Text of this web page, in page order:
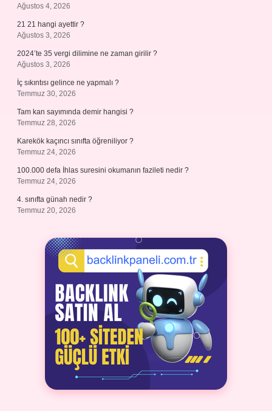
Ağustos 4, 2026
21 21 hangi ayettir ?
Ağustos 3, 2026
2024’te 35 vergi dilimine ne zaman girilir ?
Ağustos 3, 2026
İç sıkıntısı gelince ne yapmalı ?
Temmuz 30, 2026
Tam kan sayımında demir hangisi ?
Temmuz 28, 2026
Karekök kaçıncı sınıfta öğreniliyor ?
Temmuz 24, 2026
100.000 defa İhlas suresini okumanın fazileti nedir ?
Temmuz 24, 2026
4. sınıfta günah nedir ?
Temmuz 20, 2026